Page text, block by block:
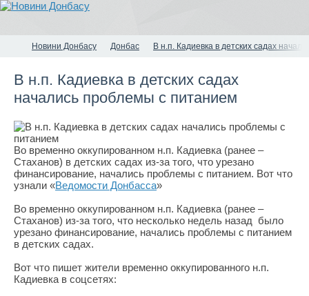
Новини Донбасу Донбас В н.п. Кадиевка в детских садах
В н.п. Кадиевка в детских садах
начались проблемы с питанием
Во временно оккупированном н.п. Кадиевка (ранее –
Стаханов) в детских садах из-за того, что урезано
финансирование, начались проблемы с питанием. Вот что
узнали «Ведомости Донбасса»
Во временно оккупированном н.п. Кадиевка (ранее –
Стаханов) из-за того, что несколько недель назад было
урезано финансирование, начались проблемы с питанием
в детских садах.
Вот что пишет жители временно оккупированного н.п.
Кадиевка в соцсетях: